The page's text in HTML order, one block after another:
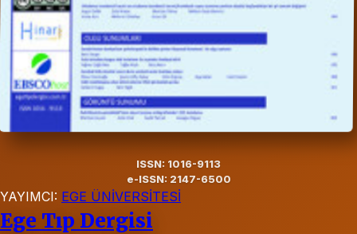
ISSN: 1016-9113
e-ISSN: 2147-6500
YAYIMCI: EGE ÜNİVERSİTESİ
Ege Tıp Dergisi